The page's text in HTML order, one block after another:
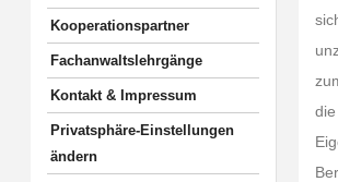
Kooperationspartner
Fachanwaltslehrgänge
Kontakt & Impressum
Privatsphäre-Einstellungen
ändern